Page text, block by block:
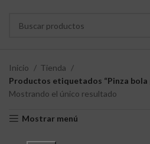
Inicio
Tienda
Productos etiquetados “Pinza bola
Mostrando el único resultado
Mostrar menú